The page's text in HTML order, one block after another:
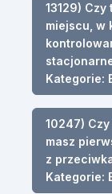
13129)
miejscu, w
Kategorie:
10247)
masz
z
Kategorie: